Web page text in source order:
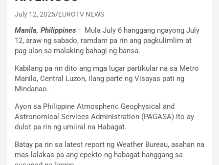
July 12, 2025 EUROTV NEWS
Manila, Philippines – Mula July 6 hanggang ngayong July
12, araw ng sabado, ramdam pa rin ang pagkulimlim at
pag-ulan sa malaking bahagi ng bansa.
Kabilang pa rin dito ang mga lugar partikular na sa Metro
Manila, Central Luzon, ilang parte ng Visayas pati ng
Mindanao.
Ayon sa Philippine Atmospheric Geophysical and
Astronomical Services Administration (PAGASA) ito ay
dulot pa rin ng umiiral na Habagat.
Batay pa rin sa latest report ng Weather Bureau, asahan na
mas lalakas pa ang epekto ng habagat hanggang sa